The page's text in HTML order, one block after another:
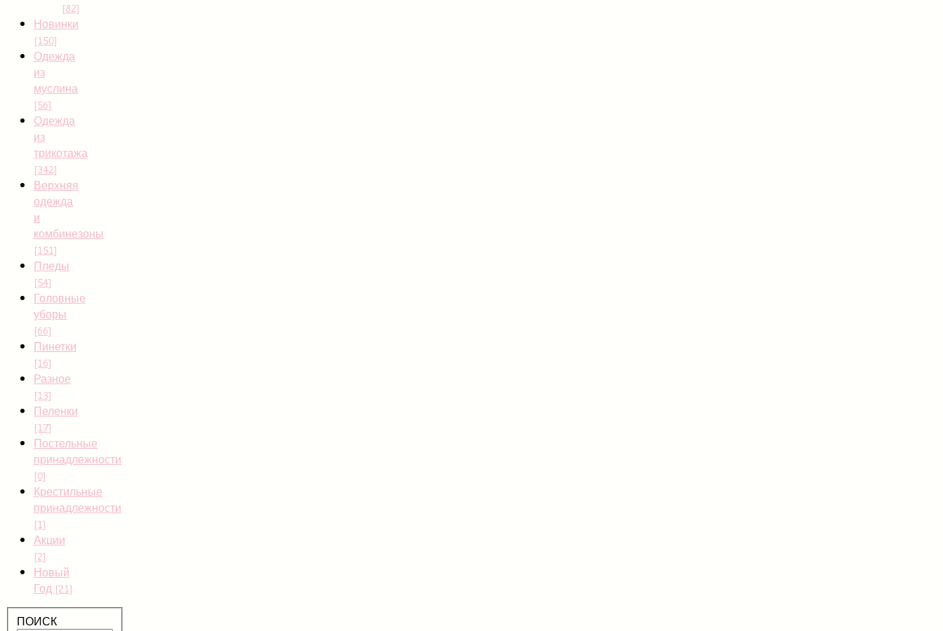
[82]
Новинки
[150]
Одежда
из
муслина
[56]
Одежда
из
трикотажа
[342]
Верхняя
одежда
и
комбинезоны
[151]
Пледы
[54]
Головные
уборы
[66]
Пинетки
[16]
Разное
[13]
Пеленки
[17]
Постельные
принадлежности
[0]
Крестильные
принадлежности
[1]
Акции
[2]
Новый
Год [21]
ПОИСК